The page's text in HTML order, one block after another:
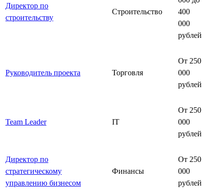
Директор по
строительству
Строительство
400
000
рублей
Руководитель проекта Торговля
От 250
000
рублей
Team Leader IT
От 250
000
рублей
Директор по
стратегическому
управлению бизнесом
Финансы
От 250
000
рублей